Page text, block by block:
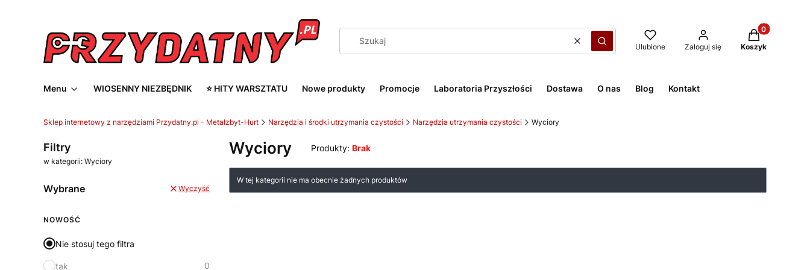
WyczyśćSzukaj Ulubione Zaloguj się
Produkty w
Koszyk
Menu WIOSENNY NIEZBĘDNIK ⭐ HITY WARSZTATU Nowe produkty Promocje Laboratoria Przyszłości Dostawa O nas Blog Kontakt
Sklep internetowy z narzędziami Przydatny.pl - Metalzbyt-Hurt Narzędzia i środki utrzymania czystości Narzędzia utrzymania czystości Wyciory
Filtry
w kategorii: Wyciory
Wybrane Wyczyść
NOWOŚĆ
Nie stosuj tego filtra
tak 0
Wyciory Produkty: Brak
Lista produktów
W tej kategorii nie ma obecnie żadnych produktów